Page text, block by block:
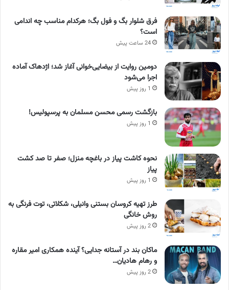
فرق شلوار بگ و فول بگ؛ هرکدام مناسب چه اندامی
است؟
24 ساعت پیش
دومین روایت از بیضایی‌خوانی آغاز شد؛ اژدهاک آماده
اجرا می‌شود
1 روز پیش
بازگشت رسمی محسن مسلمان به پرسپولیس!
1 روز پیش
نحوه کاشت پیاز در باغچه منزل؛ صفر تا صد کشت
پیاز
1 روز پیش
طرز تهیه کروسان بستنی وانیلی، شکلاتی، توت فرنگی به
روش خانگی
2 روز پیش
ماکان بند در آستانه جدایی؟ آینده همکاری امیر مقاره
و رهام هادیان…
2 روز پیش